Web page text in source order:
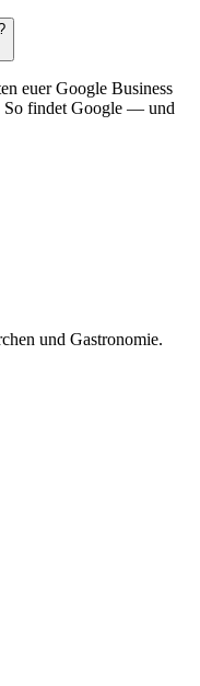
euer Google Business
So findet Google — und
und Gastronomie.